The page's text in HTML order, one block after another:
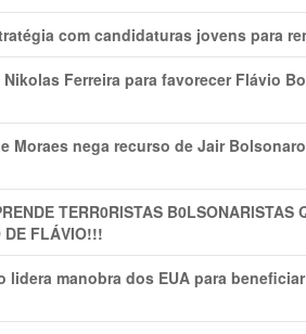
com candidaturas jovens para
Nikolas Ferreira para favorecer Flávio
Moraes nega recurso de Jair
TERR0RlSTAS B0LSONARlSTAS
FLÁVIO!!!
lidera manobra dos EUA para